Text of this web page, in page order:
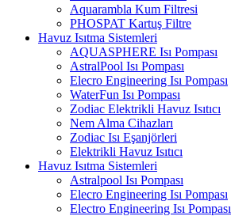
Aquarambla Kum Filtresi
PHOSPAT Kartuş Filtre
Havuz Isıtma Sistemleri
AQUASPHERE Isı Pompası
AstralPool Isı Pompası
Elecro Engineering Isı Pompası
WaterFun Isı Pompası
Zodiac Elektrikli Havuz Isıtıcı
Nem Alma Cihazları
Zodiac Isı Eşanjörleri
Elektrikli Havuz Isıtıcı
Havuz Isıtma Sistemleri
Astralpool Isı Pompası
Elecro Engineering Isı Pompası
Electro Engineering Isı Pompası